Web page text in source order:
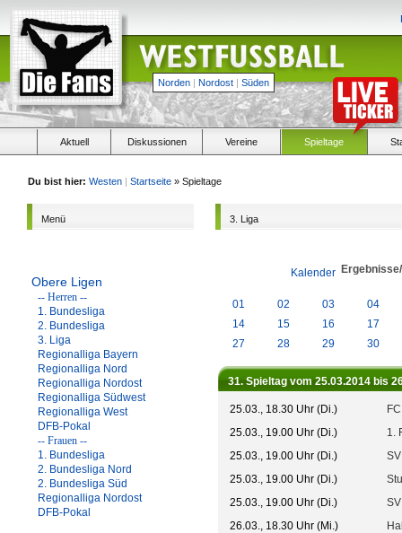
Norden | Nordost | Süden
Aktuell Diskussionen Vereine Spieltage
Du bist hier: Westen | Startseite » Spieltage
Menü
Obere Ligen
-- Herren --
1. Bundesliga
2. Bundesliga
3. Liga
Regionalliga Bayern
Regionalliga Nord
Regionalliga Nordost
Regionalliga Südwest
Regionalliga West
DFB-Pokal
-- Frauen --
1. Bundesliga
2. Bundesliga Nord
2. Bundesliga Süd
Regionalliga Nordost
DFB-Pokal
3. Liga
Kalender
01 02 03
04
14
15 16
17
27
28 29 30
31. Spieltag vom 25.03.2014 bis
25.03., 18.30 Uhr (Di.)
25.03., 19.00 Uhr (Di.)
1.
25.03., 19.00 Uhr (Di.)
25.03., 19.00 Uhr (Di.)
25.03., 19.00 Uhr (Di.)
26.03., 18.30 Uhr (Mi.)